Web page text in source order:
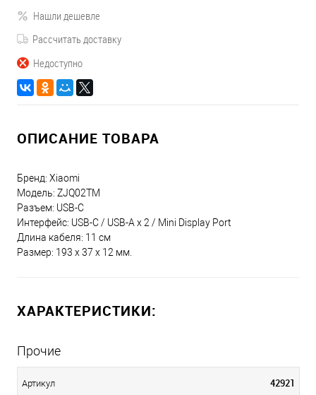
Нашли дешевле
Рассчитать доставку
Недоступно
ОПИСАНИЕ ТОВАРА
Бренд: Xiaomi
Модель: ZJQ02TM
Разъем: USB-C
Интерфейс: USB-C / USB-A x 2 / Mini Display Port
Длина кабеля: 11 см
Размер: 193 x 37 x 12 мм.
ХАРАКТЕРИСТИКИ:
Прочие
Артикул 42921